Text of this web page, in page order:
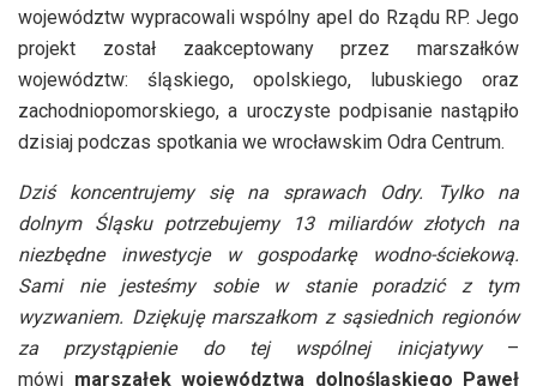
województw wypracowali wspólny apel do Rządu RP. Jego
projekt został zaakceptowany przez marszałków
województw: śląskiego, opolskiego, lubuskiego oraz
zachodniopomorskiego, a uroczyste podpisanie nastąpiło
dzisiaj podczas spotkania we wrocławskim Odra Centrum.
Dziś koncentrujemy się na sprawach Odry. Tylko na
dolnym Śląsku potrzebujemy 13 miliardów złotych na
niezbędne inwestycje w gospodarkę wodno-ściekową.
Sami nie jesteśmy sobie w stanie poradzić z tym
wyzwaniem. Dziękuję marszałkom z sąsiednich regionów
za przystąpienie do tej wspólnej inicjatywy–
mówi marszałek województwa dolnośląskiego Paweł